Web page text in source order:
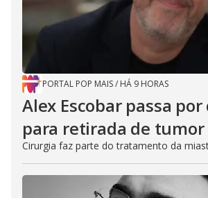
PORTAL POP MAIS/ HÁ 9 HORAS
Alex Escobar passa
para retirada de tumor
Cirurgia faz parte do tratamento da